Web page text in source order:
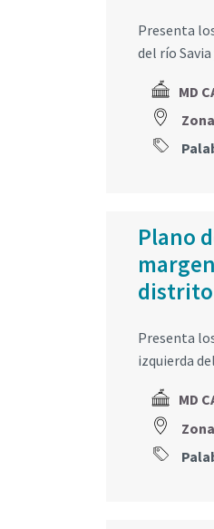
Presenta
del río
MD
Plano
distrito
Presenta
izquierda
MD